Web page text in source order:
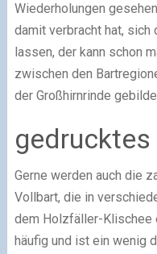
Wiederholungen
damit verbracht hat, sich
lassen, der kann schon
zwischen den
der Großhirnrinde
Gerne werden auch die
Vollbart, die in
dem Holzfäller-Klischee
häufig und ist ein wenig